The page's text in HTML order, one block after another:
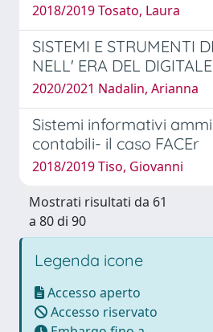
2018/2019 Tosato, Laura
SISTEMI E STRUMENTI
NELL' ERA DEL DIGITALE
2020/2021 Nadalin, Arianna
Sistemi informativi
contabili- il caso FACEr
2018/2019 Tiso, Giovanni
Mostrati risultati da 61
a 80 di 90
Legenda icone
Accesso aperto
Accesso riservato